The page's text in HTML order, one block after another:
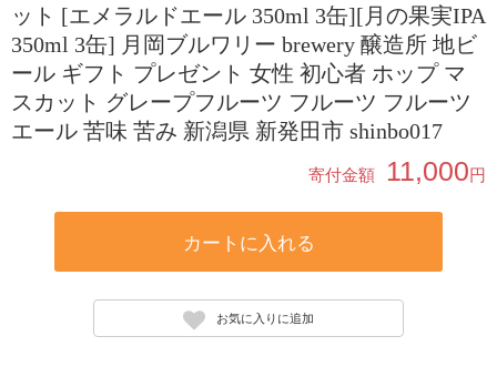
ット [エメラルドエール 350ml 3缶][月の果実IPA
350ml 3缶] 月岡ブルワリー brewery 醸造所 地ビ
ール ギフト プレゼント 女性 初心者 ホップ マ
スカット グレープフルーツ フルーツ フルーツ
エール 苦味 苦み 新潟県 新発田市 shinbo017
寄付金額 11,000円
カートに入れる
お気に入りに追加